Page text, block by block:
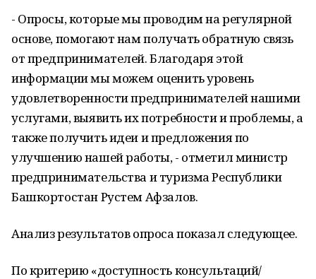
- Опросы, которые мы проводим на регулярной
основе, помогают нам получать обратную связь
от предпринимателей. Благодаря этой
информации мы можем оценить уровень
удовлетворенности предпринимателей нашими
услугами, выявить их потребности и проблемы, а
также получить идеи и предложения по
улучшению нашей работы, - отметил министр
предпринимательства и туризма Республики
Башкортостан Рустем Афзалов.
Анализ результатов опроса показал следующее.
По критерию «доступность консультаций/